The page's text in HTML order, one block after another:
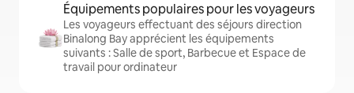
Équipements populaires pour les voyageurs
Les voyageurs effectuant des séjours direction
Binalong Bay apprécient les équipements
suivants : Salle de sport, Barbecue et Espace de
travail pour ordinateur